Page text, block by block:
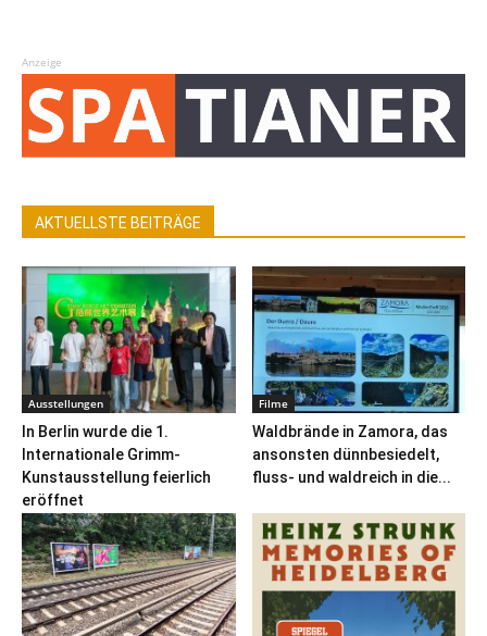
Anzeige
AKTUELLSTE BEITRÄGE
Ausstellungen
In Berlin wurde die 1.
Internationale Grimm-
Kunstausstellung feierlich
eröffnet
Filme
Waldbrände in Zamora, das
ansonsten dünnbesiedelt,
fluss- und waldreich in die...